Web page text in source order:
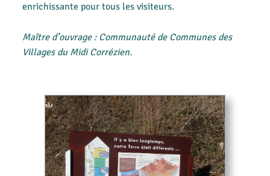
enrichissante pour tous les visiteurs.
Maître d’ouvrage : Communauté de Communes des
Villages du Midi Corrézien.